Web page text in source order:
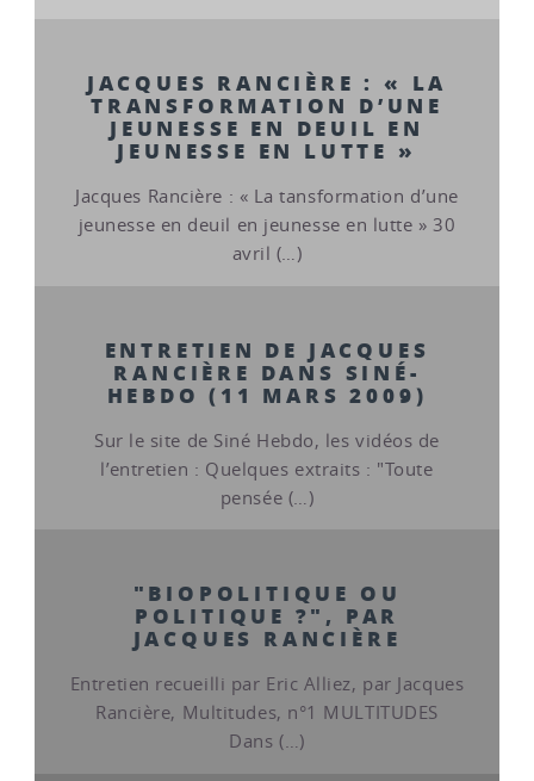
JACQUES RANCIÈRE : « LA
TRANSFORMATION D’UNE
JEUNESSE EN DEUIL EN
JEUNESSE EN LUTTE »
Jacques Rancière : « La tansformation d’une
jeunesse en deuil en jeunesse en lutte » 30
avril (…)
ENTRETIEN DE JACQUES
RANCIÈRE DANS SINÉ-
HEBDO (11 MARS 2009)
Sur le site de Siné Hebdo, les vidéos de
l’entretien : Quelques extraits : "Toute
pensée (…)
"BIOPOLITIQUE OU
POLITIQUE ?", PAR
JACQUES RANCIÈRE
Entretien recueilli par Eric Alliez, par Jacques
Rancière, Multitudes, n°1 MULTITUDES
Dans (…)